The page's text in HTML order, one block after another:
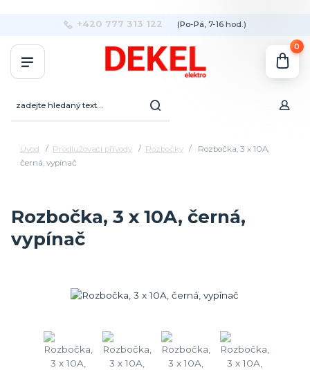
+420 777 313 122 (Po-Pá, 7-16 hod.)
0
Úvod Prodlužovací přívody Rozbočky
Rozbočka, 3 x 10A,
černá, vypínač
Rozbočka, 3 x 10A, černá,
vypínač